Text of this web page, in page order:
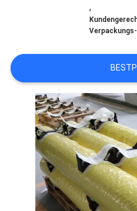
KONTAKT
NEUIGKEITEN
,